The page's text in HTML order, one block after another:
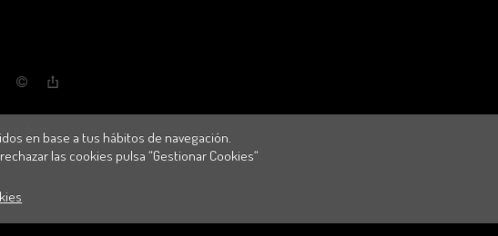
cookies
en base a tus hábitos de navegación.
las cookies pulsa “Gestionar Cookies“